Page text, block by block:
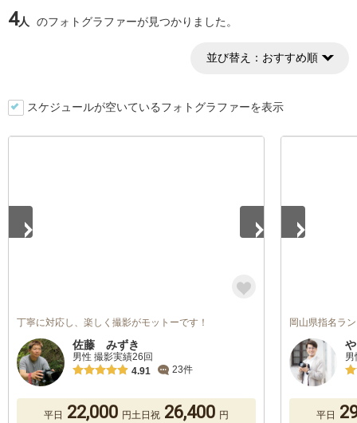
4人 のフォトグラファーが見つかりました。
並び替え： おすすめ順
スケジュールが空いているフォトグラファーを表示
丁寧に対応し、楽しく撮影がモットーです！
佐藤 みずき
男性 撮影実績26回
4.91
23件
平日 22,000 円土日祝 26,400 円
岡山県指名ラ
平日